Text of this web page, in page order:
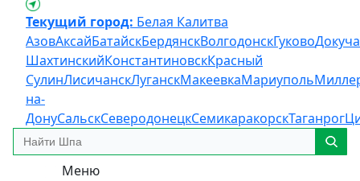
Текущий город: Белая Калитва
АзовАксайБатайскБердянскВолгодонскГуково
ШахтинскийКонстантиновскКрасный
СулинЛисичанскЛуганскМакеевкаМариуполь
на-
ДонуСальскСеверодонецкСемикаракорскТаганрог
Меню